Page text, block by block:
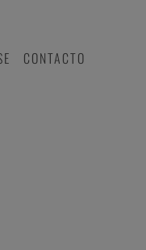
CONTACTO